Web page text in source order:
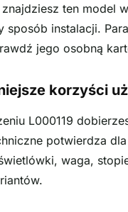
ten model
sposób instalacji.
jego osobną
korzyści
L000119
potwierdza
waga,